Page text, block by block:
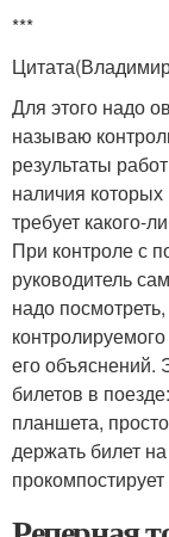
***
Для этого надо
называю
результаты
наличия
требует какого-
При контроле с
руководитель
надо
его объяснений.
билетов в
планшета,
держать билет